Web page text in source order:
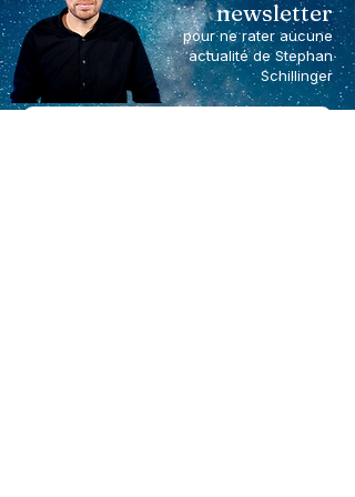
newsletter
pour ne rater aucune
actualité de Stephan
Schillinger